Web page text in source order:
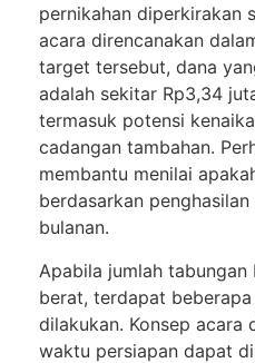
pernikahan diperkirakan
acara direncanakan
target tersebut, dana
adalah sekitar Rp3,34
termasuk potensi
cadangan tambahan.
membantu menilai
berdasarkan
bulanan.
Apabila jumlah
berat, terdapat
dilakukan. Konsep acara
waktu persiapan dapat